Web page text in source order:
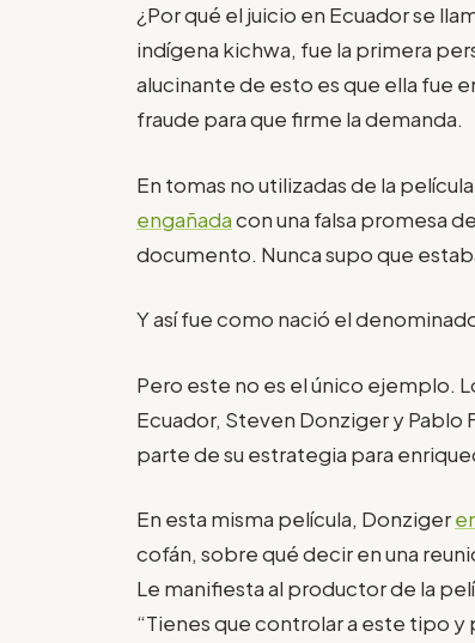
¿Por qué el juicio en Ecuador se
indígena kichwa, fue la primera
alucinante de esto es que ella fue
fraude para que firme la demanda.
En tomas no utilizadas de la
engañadacon una falsa promesa
documento. Nunca supo que
Y así fue como nació el
Pero este no es el único ejemplo.
Ecuador, Steven Donziger y Pablo
parte de su estrategia para
En esta misma película, Donziger
cofán, sobre qué decir en una
Le manifiesta al productor de la
“Tienes que controlar a este tipo